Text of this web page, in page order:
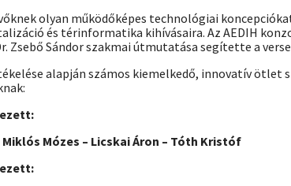
olyan működőképes technológiai
és térinformatika kihívásaira. Az AEDIH
Zsebő Sándor szakmai útmutatása segítette a
alapján számos kiemelkedő, innovatív
Miklós Mózes – Licskai Áron – Tóth Kristóf